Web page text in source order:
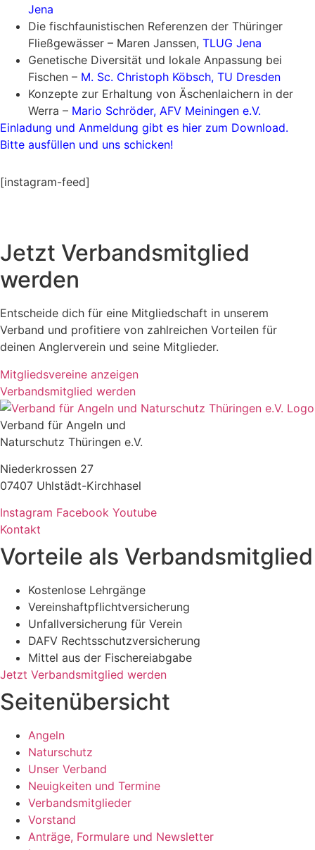
Jena
Die fischfaunistischen Referenzen der Thüringer
Fließgewässer – Maren Janssen, TLUG Jena
Genetische Diversität und lokale Anpassung bei
Fischen – M. Sc. Christoph Köbsch, TU Dresden
Konzepte zur Erhaltung von Äschenlaichern in der
Werra – Mario Schröder, AFV Meiningen e.V.
Einladung und Anmeldung gibt es hier zum Download.
Bitte ausfüllen und uns schicken!
[instagram-feed]
Jetzt Verbandsmitglied
werden
Entscheide dich für eine Mitgliedschaft in unserem
Verband und profitiere von zahlreichen Vorteilen für
deinen Anglerverein und seine Mitglieder.
Mitgliedsvereine anzeigen
Verbandsmitglied werden
Verband für Angeln und
Naturschutz Thüringen e.V.
Niederkrossen 27
07407 Uhlstädt-Kirchhasel
Instagram Facebook Youtube
Kontakt
Vorteile als Verbandsmitglied
Kostenlose Lehrgänge
Vereinshaftpflichtversicherung
Unfallversicherung für Verein
DAFV Rechtsschutzversicherung
Mittel aus der Fischereiabgabe
Jetzt Verbandsmitglied werden
Seitenübersicht
Angeln
Naturschutz
Unser Verband
Neuigkeiten und Termine
Verbandsmitglieder
Vorstand
Anträge, Formulare und Newsletter